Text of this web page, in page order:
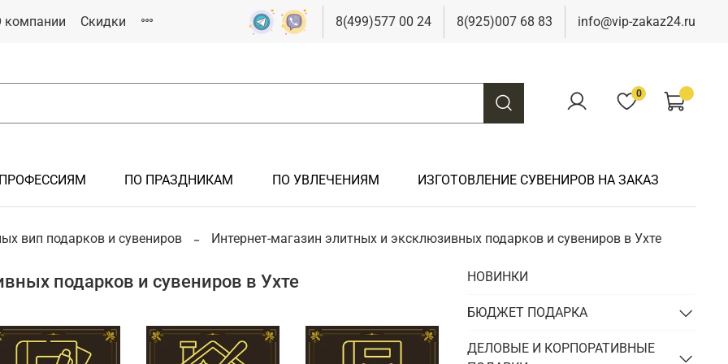
компании Скидки 8(499)577 00 24 8(925)007 68 83 info@vip-zakaz24.ru
0
Подарки иностранцам
Подарки на новоселье
Подарки на юбилей
Подарки летчику, авиация
Подарки металлургу
Подарки нефтянику/газовику
Подарки химику
Подарки чиновнику/госслужащему
Подарки шахтеру
Подарки электрику
ПО ПРАЗДНИКАМ
Подарки на 8 марта
Подарки к Пасхе
ПО УВЛЕЧЕНИЯМ
Подарки болельщику
Подарки рыбаку
ИЗГОТОВЛЕНИЕ СУВЕНИРОВ НА ЗАКАЗ
вип подарков и сувениров Интернет-магазин элитных и эксклюзивных подарков и сувениров в Ухте
подарков и сувениров в Ухте НОВИНКИ
БЮДЖЕТ ПОДАРКА
ДЕЛОВЫЕ И КОРПОРАТИВНЫЕ